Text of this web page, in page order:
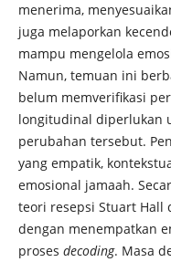
menerima,
juga melaporkan
mampu mengelola
Namun, temuan ini
belum memverifikasi
longitudinal diperlukan
perubahan tersebut.
yang empatik,
emosional jamaah.
teori resepsi Stuart Hall
dengan menempatkan
proses decoding. Masa